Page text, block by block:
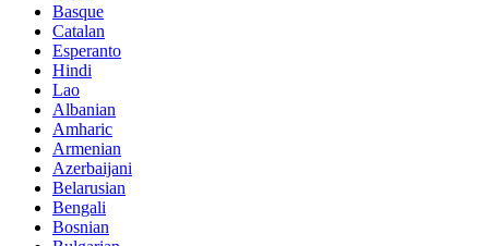
Basque
Catalan
Esperanto
Hindi
Lao
Albanian
Amharic
Armenian
Azerbaijani
Belarusian
Bengali
Bosnian